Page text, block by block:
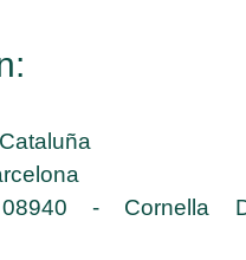
Cataluña
- Cornella